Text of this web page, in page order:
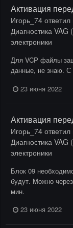
Активация
Игорь_74
Диагностика
электроники
Для VCP файлы
данные, не знаю. С
23 июня 2022
Активация
Игорь_74
Диагностика
электроники
Блок 09
будут. Можно
мин.
23 июня 2022